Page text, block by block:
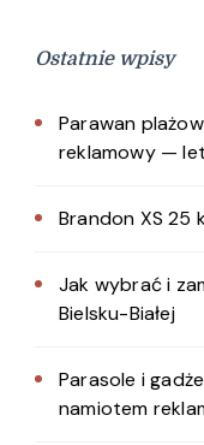
Ostatnie wpisy
Parawan
reklamowy —
Brandon XS 25
Jak wybrać i
Bielsku-Białej
Parasole i
namiotem